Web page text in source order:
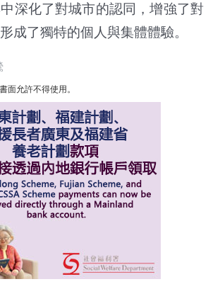
深化了對城市的認同，增強了對
成了獨特的個人與集體體驗。
面允許不得使用。